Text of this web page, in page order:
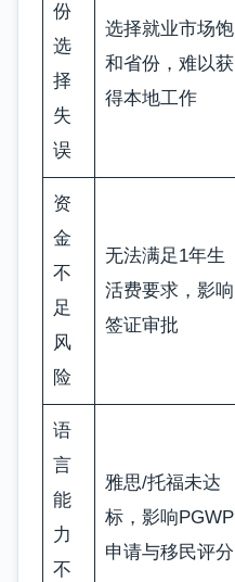
份
选
择
失
误
选择就业市场饱
和省份，难以获
得本地工作
资
金
不
足
风
险
无法满足1年生
活费要求，影响
签证审批
语
言
能
力
不
雅思/托福未达
标，影响PGWP
申请与移民评分